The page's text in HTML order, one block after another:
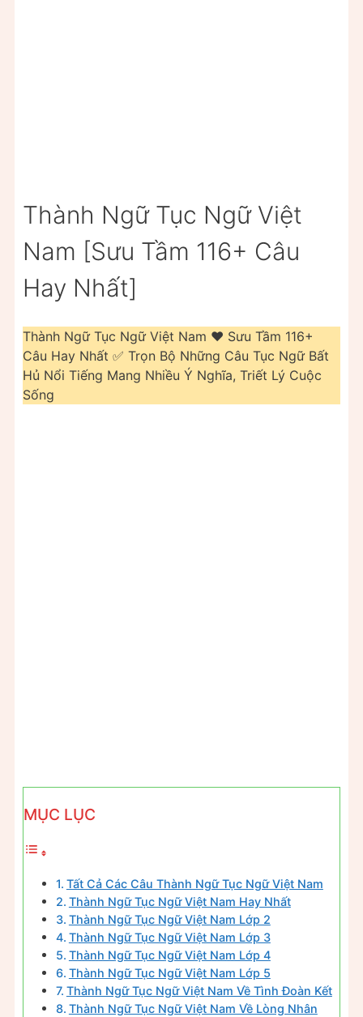
Thành Ngữ Tục Ngữ Việt
Nam [Sưu Tầm 116+ Câu
Hay Nhất]
Thành Ngữ Tục Ngữ Việt Nam ❤️️ Sưu Tầm 116+
Câu Hay Nhất ✅ Trọn Bộ Những Câu Tục Ngữ Bất
Hủ Nổi Tiếng Mang Nhiều Ý Nghĩa, Triết Lý Cuộc
Sống
MỤC LỤC
Tất Cả Các Câu Thành Ngữ Tục Ngữ Việt Nam
Thành Ngữ Tục Ngữ Việt Nam Hay Nhất
Thành Ngữ Tục Ngữ Việt Nam Lớp 2
Thành Ngữ Tục Ngữ Việt Nam Lớp 3
Thành Ngữ Tục Ngữ Việt Nam Lớp 4
Thành Ngữ Tục Ngữ Việt Nam Lớp 5
Thành Ngữ Tục Ngữ Việt Nam Về Tình Đoàn Kết
Thành Ngữ Tục Ngữ Việt Nam Về Lòng Nhân